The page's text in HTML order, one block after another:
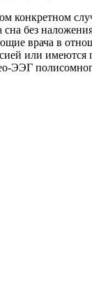
конкретном
без
врача в
или имеются
ЭЭГ